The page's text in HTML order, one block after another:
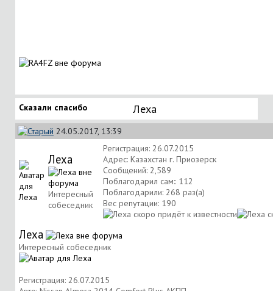
Сказали спасибо Леха
24.05.2017, 13:39
Леха
Интересный
собеседник
Регистрация: 26.07.2015
Адрес: Казахстан г. Приозерск
Сообщений: 2,589
Поблагодарил сам:: 112
Поблагодарили: 268 раз(а)
Вес репутации: 190
Леха
Интересный собеседник
Регистрация: 26.07.2015